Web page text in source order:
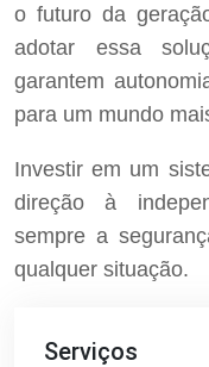
Serviços
o futuro da
adotar essa
garantem
para um mundo
Investir em um
direção à
sempre a
qualquer situação.